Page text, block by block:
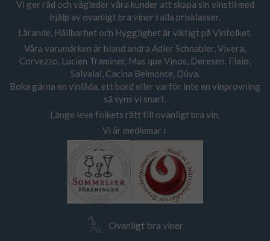
Vi ger råd och vägleder våra kunder att skapa sin vinstil med
hjälp av ovanligt bra viner i alla prisklasser.
Lärande, Hållbarhet och Hygglighet är viktigt på Vinfolket.
Våra varumärken är bland andra Adler Schnabler, Vivera,
Corvezzo, Lucien Traminer, Mas que Vinos, Deresen, Flaio,
Salvalai, Cacina Belmonte, Dúva.
Boka gärna en vinlåda, ett bord eller varför inte en vinprovning
så syns vi snart.
Länge leve folkets rätt till ovanligt bra vin.
Vi är medlemar i
Ovanligt bra viner